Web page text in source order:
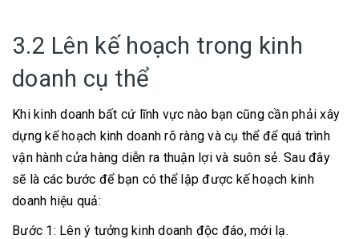
3.2 Lên kế hoạch trong kinh
doanh cụ thể
Khi kinh doanh bất cứ lĩnh vực nào bạn cũng cần phải xây
dựng kế hoạch kinh doanh rõ ràng và cụ thể để quá trình
vận hành cửa hàng diễn ra thuận lợi và suôn sẻ. Sau đây
sẽ là các bước để bạn có thể lập được kế hoạch kinh
doanh hiệu quả:
Bước 1: Lên ý tưởng kinh doanh độc đáo, mới lạ.